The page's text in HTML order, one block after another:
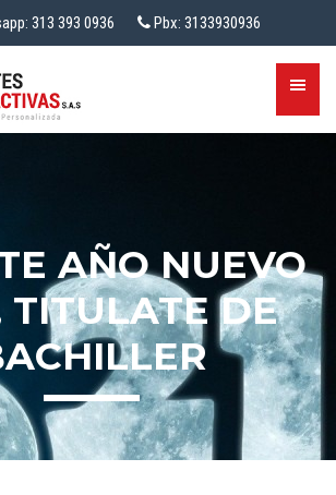
313 393 0936 Pbx: 3133930936
AÑO NUEVO
TITULATE DE